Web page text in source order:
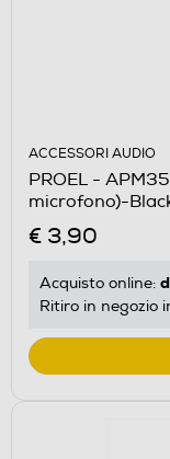
ACCESSORI AUDIO
PROEL -
microfono)-
€ 3,90
Acquisto online:
Ritiro in negozio